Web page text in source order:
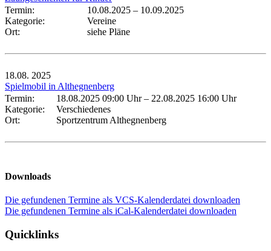
Termin:
10.08.2025 – 10.09.2025
Kategorie:
Vereine
Ort:
siehe Pläne
18.08. 2025
Spielmobil in Althegnenberg
Termin:
18.08.2025 09:00 Uhr– 22.08.2025 16:00 Uhr
Kategorie:
Verschiedenes
Ort:
Sportzentrum Althegnenberg
Downloads
Die gefundenen Termine als VCS-Kalenderdatei downloaden
Die gefundenen Termine als iCal-Kalenderdatei downloaden
Quicklinks